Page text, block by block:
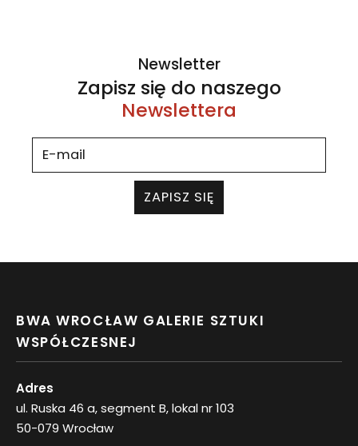
Newsletter
Zapisz się do naszego
Newslettera
ZAPISZ SIĘ
BWA WROCŁAW GALERIE SZTUKI
WSPÓŁCZESNEJ
Adres
ul. Ruska 46 a, segment B, lokal nr 103
50-079 Wrocław